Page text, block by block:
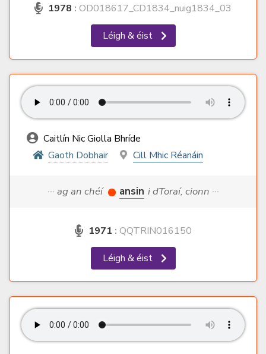
1978 : OD018617_CD1834_nuig1834_03
Léigh & éist
Caitlín Nic Giolla Bhríde
Gaoth Dobhair
Cill Mhic Réanáin
··· ag an chéí ansin i dToraí, cionn ···
1971 : QQTRIN016150
Léigh & éist